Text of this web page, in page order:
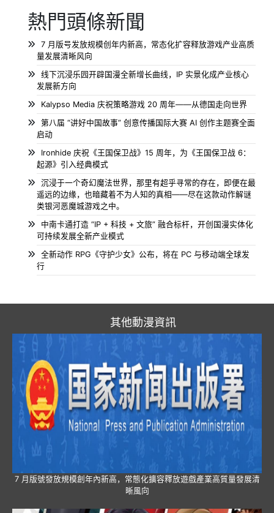
熱門頭條新聞
7 月版号发放规模创年内新高，常态化扩容释放游戏产业高质
量发展清晰风向
线下沉浸乐园开辟国漫全新增长曲线，IP 实景化成产业核心
发展新方向
Kalypso Media 庆祝策略游戏 20 周年——从德国走向世界
第八届 “讲好中国故事” 创意传播国际大赛 AI 创作主题赛全面
启动
Ironhide 庆祝《王国保卫战》15 周年，为《王国保卫战 6：
起源》引入经典模式
沉浸于一个奇幻魔法世界，那里有超乎寻常的存在，即便在最
遥远的边缘，也暗藏着不为人知的真相——尽在这款动作解谜
类银河恶魔城游戏之中。
中南卡通打造 “IP + 科技 + 文旅” 融合标杆，开创国漫实体化
可持续发展全新产业模式
全新动作 RPG《守护少女》公布，将在 PC 与移动端全球发
行
其他動漫資訊
7 月版號發放規模創年內新高，常態化擴容釋放遊戲產業高質量發展清
晰風向